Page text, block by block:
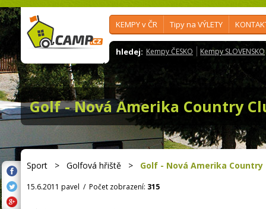
KEMPY v ČR Tipy na VÝLETY
hledej: Kempy ČESKO Kempy SLOVENSKO
Golf - Nová Amerika Country
Sport > Golfová hřiště > Golf - Nová Amerika Country
15.6.2011 pavel / Počet zobrazení: 315